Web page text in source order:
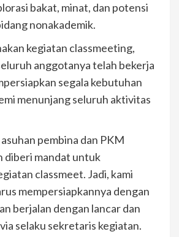
bakat, minat, dan potensi
nonakademik.
kegiatan classmeeting,
anggotanya telah bekerja
segala kebutuhan
menunjang seluruh aktivitas
pembina dan PKM
diberi mandat untuk
classmeet. Jadi, kami
mempersiapkannya dengan
berjalan dengan lancar dan
selaku sekretaris kegiatan.